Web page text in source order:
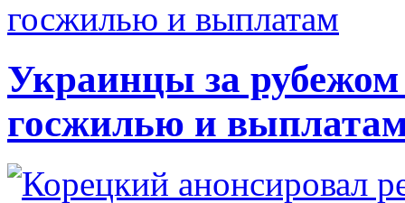
Украинцы за рубежом
госжилью и